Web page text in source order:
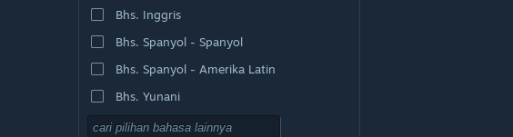
Bhs. Inggris
Bhs. Spanyol - Spanyol
Bhs. Spanyol - Amerika Latin
Bhs. Yunani